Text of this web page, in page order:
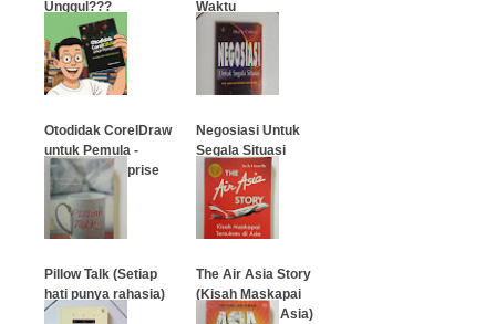
Unggul???
…
Waktu
Otodidak CorelDraw
untuk Pemula -
Jubilee Enterprise
…
Negosiasi Untuk
Segala Situasi
Pillow Talk (Setiap
hati punya rahasia)
The Air Asia Story
(Kisah Maskapai
Tersukses di Asia)